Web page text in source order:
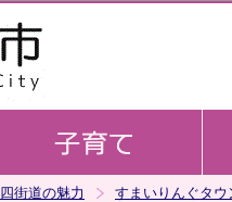
四街道の魅力 すまいりんぐタウ